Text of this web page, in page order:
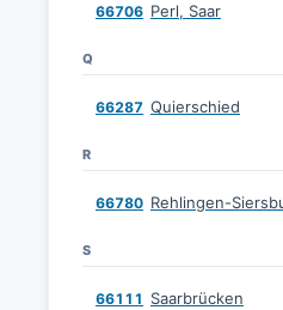
66706 Perl, Saar
Q
66287 Quierschied
R
66780 Rehlingen-
S
66111 Saarbrücken